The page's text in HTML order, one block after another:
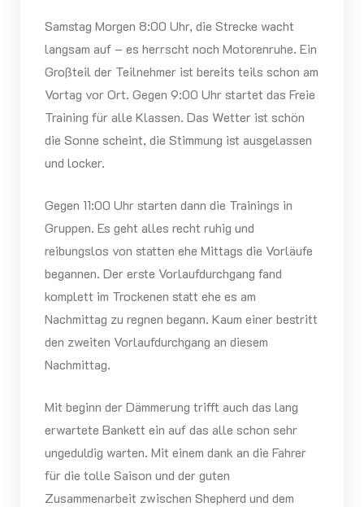
Samstag Morgen 8:00 Uhr, die Strecke wacht
langsam auf – es herrscht noch Motorenruhe. Ein
Großteil der Teilnehmer ist bereits teils schon am
Vortag vor Ort. Gegen 9:00 Uhr startet das Freie
Training für alle Klassen. Das Wetter ist schön
die Sonne scheint, die Stimmung ist ausgelassen
und locker.
Gegen 11:00 Uhr starten dann die Trainings in
Gruppen. Es geht alles recht ruhig und
reibungslos von statten ehe Mittags die Vorläufe
begannen. Der erste Vorlaufdurchgang fand
komplett im Trockenen statt ehe es am
Nachmittag zu regnen begann. Kaum einer bestritt
den zweiten Vorlaufdurchgang an diesem
Nachmittag.
Mit beginn der Dämmerung trifft auch das lang
erwartete Bankett ein auf das alle schon sehr
ungeduldig warten. Mit einem dank an die Fahrer
für die tolle Saison und der guten
Zusammenarbeit zwischen Shepherd und dem